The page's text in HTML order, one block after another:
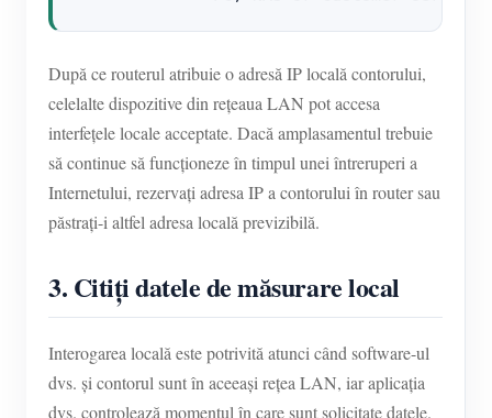
După ce routerul atribuie o adresă IP locală contorului,
celelalte dispozitive din rețeaua LAN pot accesa
interfețele locale acceptate. Dacă amplasamentul trebuie
să continue să funcționeze în timpul unei întreruperi a
Internetului, rezervați adresa IP a contorului în router sau
păstrați-i altfel adresa locală previzibilă.
3. Citiți datele de măsurare local
Interogarea locală este potrivită atunci când software-ul
dvs. și contorul sunt în aceeași rețea LAN, iar aplicația
dvs. controlează momentul în care sunt solicitate datele.